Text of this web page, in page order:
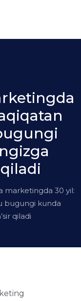
marketingda 30 yil:
bugungi kunda
qiladi